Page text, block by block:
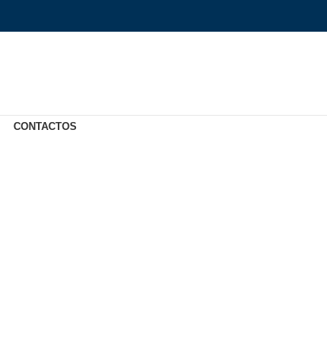
CONTACTOS